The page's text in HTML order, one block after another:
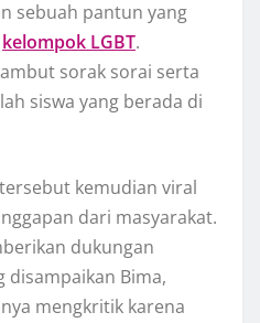
sebuah pantun yang
kelompok LGBT.
sorak sorai serta
siswa yang berada di
kemudian viral
dari masyarakat.
dukungan
Bima,
mengkritik karena